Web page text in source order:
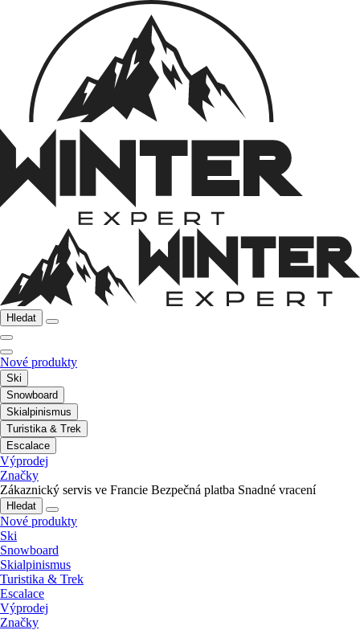
Hledat
Nové produkty
Ski
Snowboard
Skialpinismus
Turistika & Trek
Escalace
Výprodej
Značky
Zákaznický servis ve Francie Bezpečná platba Snadné vracení
Hledat
Nové produkty
Ski
Snowboard
Skialpinismus
Turistika & Trek
Escalace
Výprodej
Značky